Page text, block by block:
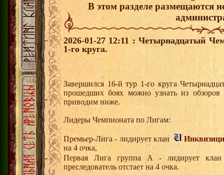
В этом разделе размещаются
2026-01-27 12:11 : Четырнадцатый
1-го круга.
Завершился 16-й тур 1-го круга
прошедших боях можно узнать из
приводим ниже.
Лидеры Чемпионата по Лигам:
Премьер-Лига - лидирует клан
на 4 очка,
Первая Лига группа А - лидирует
преследователь отстает на 4 очка.